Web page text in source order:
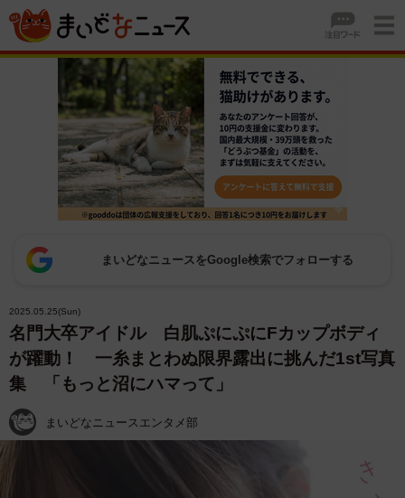
まいどなニュースをGoogle検索でフォローする
2025.05.25(Sun)
名門大卒アイドル 白肌ぷにぷにFカップボディ
が躍動！ 一糸まとわぬ限界露出に挑んだ1st写真
集 「もっと沼にハマって」
まいどなニュースエンタメ部